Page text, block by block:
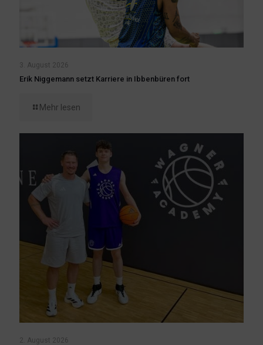
3. August 2026
Erik Niggemann setzt Karriere in Ibbenbüren fort
Mehr lesen
2. August 2026